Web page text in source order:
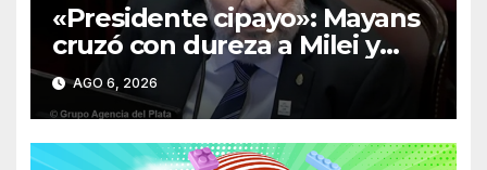
«Presidente cipayo»: Mayans
cruzó con dureza a Milei y
advirtió sobre un juicio
político por traición a la Patria
AGO 6, 2026